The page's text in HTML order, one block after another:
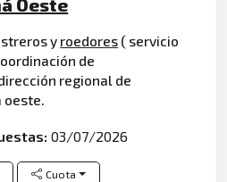
y roedores ( servicio
de
regional de
oeste.
03/07/2026
Cuota